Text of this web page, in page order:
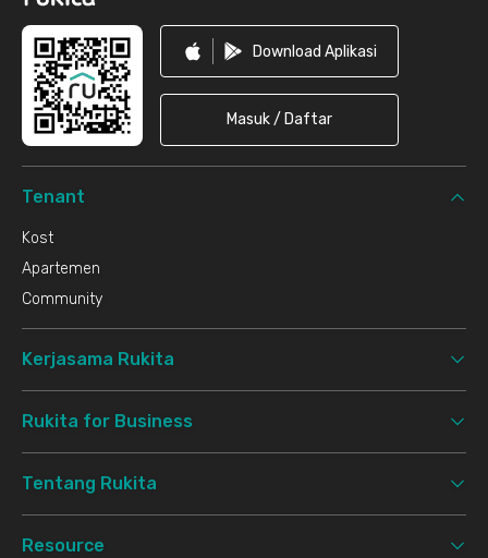
Download Aplikasi
Masuk / Daftar
Tenant
Kost
Apartemen
Community
Kerjasama Rukita
Rukita for Business
Tentang Rukita
Resource